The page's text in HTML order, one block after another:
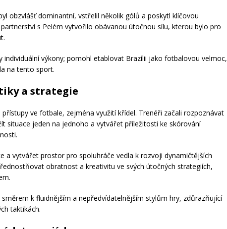
obzvlášť dominantní, vstřelil několik gólů a poskytl klíčovou
s Pelém vytvořilo obávanou útočnou sílu, kterou bylo pro
individuální výkony; pomohl etablovat Brazílii jako fotbalovou velmoc,
na tento sport.
a strategie
ve fotbale, zejména využití křídel. Trenéři začali rozpoznávat
situace jeden na jednoho a vytvářet příležitosti ke skórování
a vytvářet prostor pro spoluhráče vedla k rozvoji dynamičtějších
obratnost a kreativitu ve svých útočných strategiích,
k fluidnějším a nepředvídatelnějším stylům hry, zdůrazňující
taktikách.